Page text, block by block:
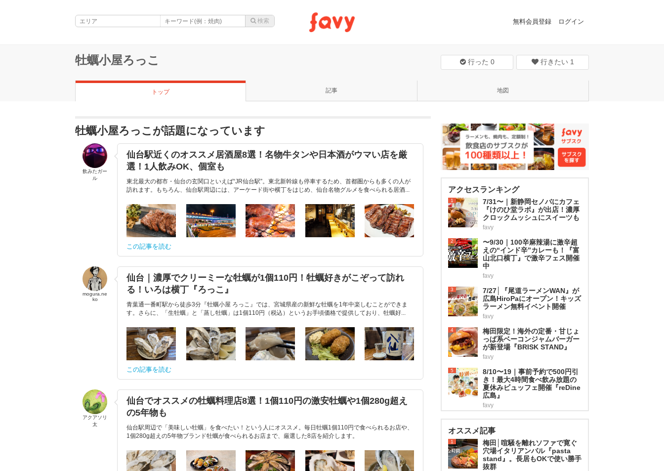
無料会員登録 ログイン
牡蠣小屋ろっこ 行った 0 行きたい 1
トップ 記事 地図
牡蠣小屋ろっこが話題になっています
飲みたガー
ル
仙台駅近くのオススメ居酒屋8選！名物牛タンや日本酒がウマい店を厳
選！1人飲みOK、個室も
東北最大の都市・仙台の玄関口といえば“JR仙台駅”。東北新幹線も停車するため、首都圏からも多くの人が
訪れます。もちろん、仙台駅周辺には、アーケード街や横丁をはじめ、仙台名物グルメを食べられる居酒...
この記事を読む
mogura.ne
ko
仙台｜濃厚でクリーミーな牡蠣が1個110円！牡蠣好きがこぞって訪れ
る！いろは横丁『ろっこ』
青葉通一番町駅から徒歩3分『牡蠣小屋 ろっこ』では、宮城県産の新鮮な牡蠣を1年中楽しむことができま
す。さらに、「生牡蠣」と「蒸し牡蠣」は1個110円（税込）というお手頃価格で提供しており、牡蠣好...
この記事を読む
アクアソリ
太
仙台でオススメの牡蠣料理店8選！1個110円の激安牡蠣や1個280g超え
の5年物も
仙台駅周辺で「美味しい牡蠣」を食べたい！という人にオススメ。毎日牡蠣1個110円で食べられるお店や、
1個280g超えの5年物ブランド牡蠣が食べられるお店まで、厳選した8店を紹介します。
アクセスランキング
1
7/31〜｜新静岡セノバにカフェ
『けのひ堂ラボ』が出店！濃厚
クロックムッシュにスイーツも
favy
2
〜9/30｜100辛麻辣湯に激辛超
えの“インド辛”カレーも！『富
山北口横丁』で激辛フェス開催
中
favy
3
7/27│『尾道ラーメンWAN』が
広島HiroPaにオープン！キッズ
ラーメン無料イベント開催
favy
4
梅田限定！海外の定番・甘じょ
っぱ系ベーコンジャムバーガー
が新登場『BRISK STAND』
favy
5
8/10〜19｜事前予約で500円引
き！最大4時間食べ飲み放題の
夏休みビュッフェ開催『reDine
広島』
favy
オススメ記事
1
梅田│喧騒を離れソファで寛ぐ
穴場イタリアンバル『pasta
stand』。長居もOKで使い勝手
抜群